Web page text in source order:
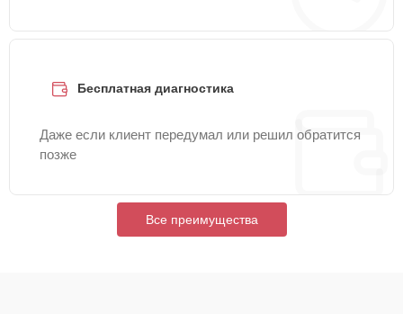
Бесплатная диагностика
Даже если клиент передумал или решил обратится
позже
Все преимущества